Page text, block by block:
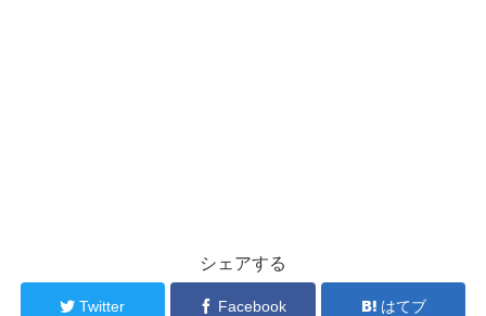
シェアする
Twitter Facebook はてブ